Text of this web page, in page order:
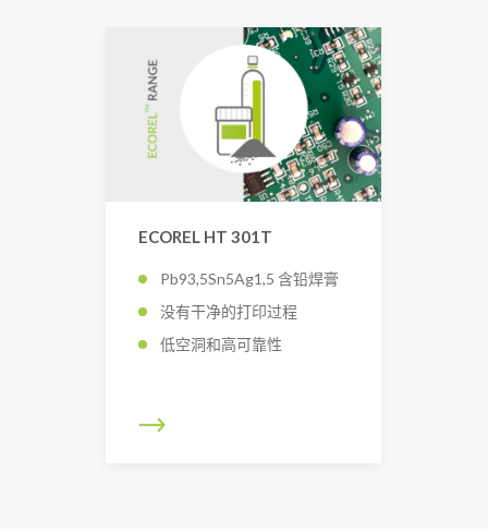
ECOREL HT 301T
Pb93,5Sn5Ag1,5 含铅焊膏
没有干净的打印过程
低空洞和高可靠性